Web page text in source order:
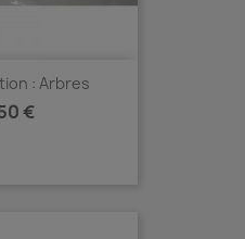
: Arbres
€